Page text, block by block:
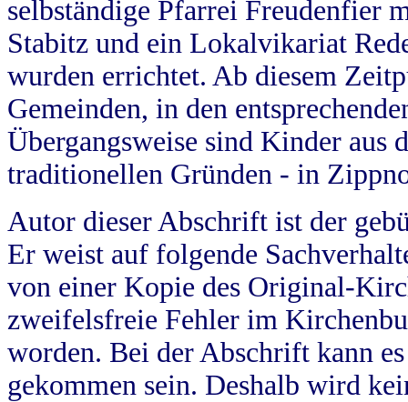
selbständige Pfarrei Freudenfier
Stabitz und ein Lokalvikariat
wurden errichtet. Ab diesem
Gemeinden, in den
Übergangsweise sind Kinder aus
traditionellen Gründen - in
Autor dieser Abschrift ist der
Er weist auf folgende
von einer Kopie des Original-
zweifelsfreie Fehler im
worden. Bei der Abschrift kann
gekommen sein. Deshalb wird